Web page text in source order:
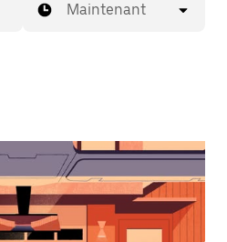
Maintenant